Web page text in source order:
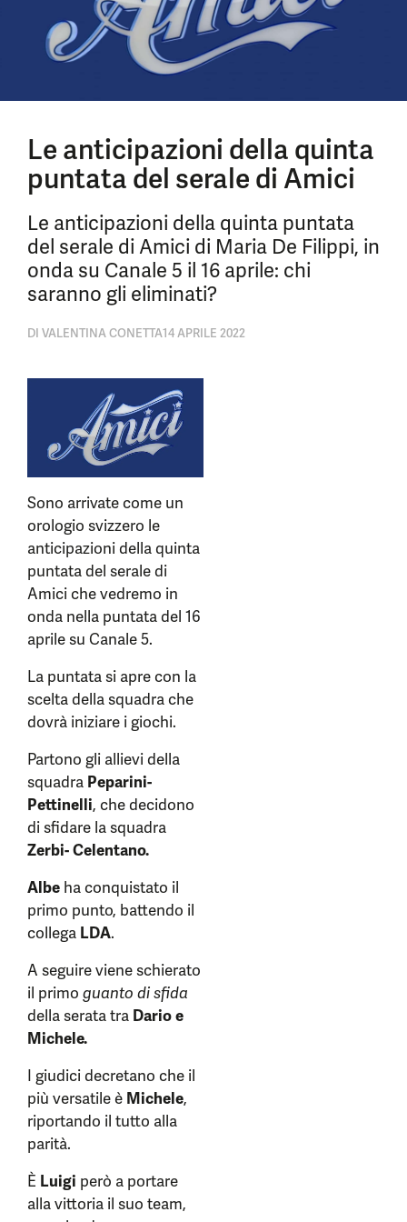
Le anticipazioni della quinta
puntata del serale di Amici
Le anticipazioni della quinta puntata
del serale di Amici di Maria De Filippi, in
onda su Canale 5 il 16 aprile: chi
saranno gli eliminati?
DI VALENTINA CONETTA14 APRILE 2022
Sono arrivate come un
orologio svizzero le
anticipazioni della quinta
puntata del serale di
Amici che vedremo in
onda nella puntata del 16
aprile su Canale 5.
La puntata si apre con la
scelta della squadra che
dovrà iniziare i giochi.
Partono gli allievi della
squadra Peparini-
Pettinelli, che decidono
di sfidare la squadra
Zerbi- Celentano.
Albe ha conquistato il
primo punto, battendo il
collega LDA.
A seguire viene schierato
il primo guanto di sfida
della serata tra Dario e
Michele.
I giudici decretano che il
più versatile è Michele,
riportando il tutto alla
parità.
È Luigi però a portare
alla vittoria il suo team,